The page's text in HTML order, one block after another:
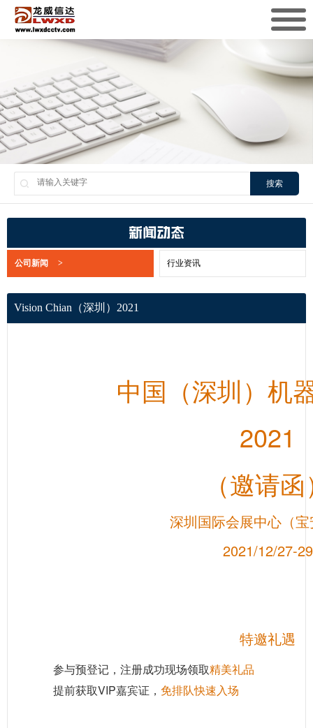
搜索
新闻动态
公司新闻 > 行业资讯
Vision Chian（深圳）2021
中国（深圳）机
2021
（邀请
深圳国际会展中心（
2021/12/27-29
特邀礼遇
参与预登记，注册成功现场领取精美礼品
提前获取VIP嘉宾证， 免排队快速入场